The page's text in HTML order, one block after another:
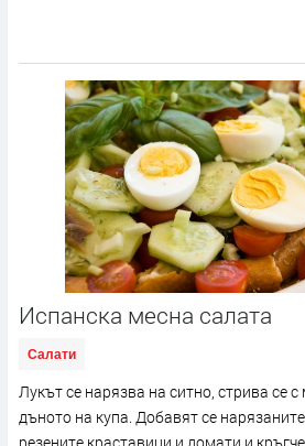
Испанска месна салата
Салати
Лукът се нарязва на ситно, стрива се
дъното на купа. Добавят се
резените краставици и домати и